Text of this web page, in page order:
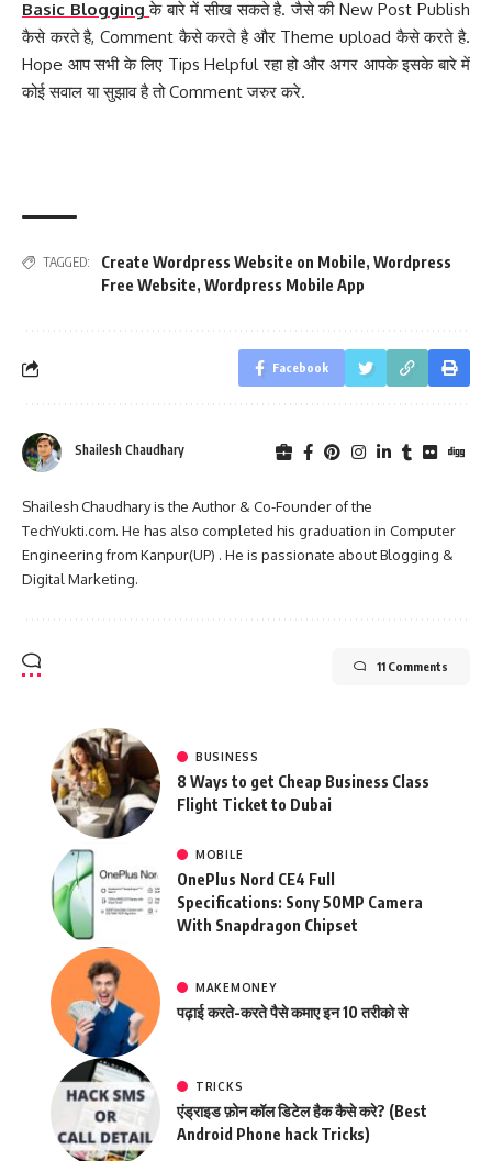
Basic Bloggingके बारे में सीख सकते है. जैसे की New Post Publish
कैसे करते है, Comment कैसे करते है और Theme upload कैसे करते है.
Hope आप सभी के लिए Tips Helpful रहा हो और अगर आपके इसके बारे में
कोई सवाल या सुझाव है तो Comment जरुर करे.
TAGGED: Create Wordpress Website on Mobile, Wordpress
Free Website, Wordpress Mobile App
Facebook
Shailesh Chaudhary
Shailesh Chaudhary is the Author & Co-Founder of the
TechYukti.com. He has also completed his graduation in Computer
Engineering from Kanpur(UP) . He is passionate about Blogging &
Digital Marketing.
11 Comments
BUSINESS
8 Ways to get Cheap Business Class
Flight Ticket to Dubai
MOBILE
OnePlus Nord CE4 Full
Specifications: Sony 50MP Camera
With Snapdragon Chipset
MAKEMONEY
पढ़ाई करते-करते पैसे कमाए इन 10 तरीको से
TRICKS
एंड्राइड फ़ोन कॉल डिटेल हैक कैसे करे? (Best
Android Phone hack Tricks)